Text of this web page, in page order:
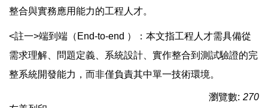
整合與實務應用能力的工程人才。
<註一>端到端（End-to-end ）：本文指工程人才需具備從
需求理解、問題定義、系統設計、實作整合到測試驗證的完
整系統開發能力，而非僅負責其中單一技術環境。
瀏覽數: 270